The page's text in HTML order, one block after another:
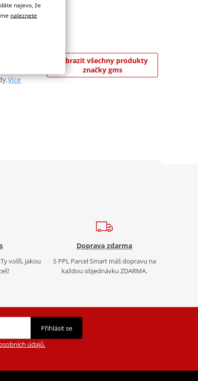
syn
Více
Zobrazit všechny produkty
značky gms
volíš, jakou
Doprava zdarma
S PPL Parcel Smart máš dopravu na
každou objednávku ZDARMA.
Přihlásit se
údajů.
najevo, že
naleznete